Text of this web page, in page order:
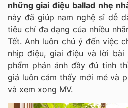
những giai điệu ballad nhẹ
này đã giúp nam nghệ sĩ dễ
tiêu chí đa dạng của nhiều
Tết. Anh luôn chú ý đến việc
nhịp điệu, giai điệu và lời
phẩm phản ánh đầy đủ tinh
giả luôn cảm thấy mới mẻ và
và xem xong MV.